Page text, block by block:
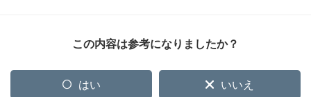
この内容は参考になりましたか？
はい いいえ